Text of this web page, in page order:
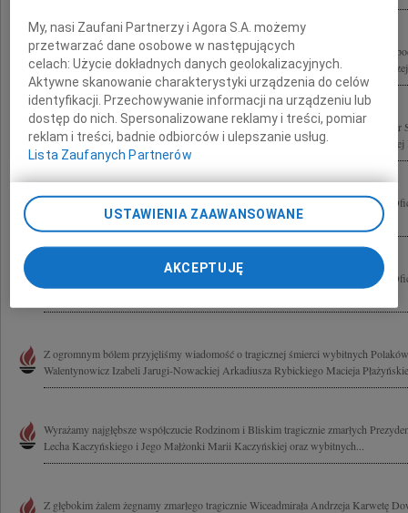
Z głębokim żalem i smutkiem żegnamy tragicznie zmarłych w katastrofie lotniczej
w drodze na obchody 70-lecia zbrodni w Katyniu Izabelę Jarugę - Nowacką
10 kwietnia w katastrofie lotniczej pod Smoleńskiem zginęli gen. Franciszek Gągor
Wojska Polskiego gen. Tadeusz Buk Dowódca Wojsk Lądowych wiceadm.
Z głębokim smutkiem żegnamy wiceadmirała Andrzeja Karwetę Stowarzyszenie
Z głębokim smutkiem żegnamy wiceadmirała Andrzeja Karwetę Stowarzyszenie
Z ogromnym bólem przyjęliśmy wiadomość o tragicznej śmierci wybitnych
Walentynowicz Izabeli Jarugi-Nowackiej Arkadiusza Rybickiego Macieja
Wyrażamy najgłębsze współczucie Rodzinom i Bliskim tragicznie zmarłych
Lecha Kaczyńskiego i Jego Małżonki Marii Kaczyńskiej oraz wybitnych...
Z głębokim żalem żegnamy zmarłego tragicznie Wiceadmirała Andrzeja Karwetę
My, nasi Zaufani Partnerzy i Agora S.A. możemy
przetwarzać dane osobowe w następujących
celach:Użycie dokładnych danych geolokalizacyjnych.
Aktywne skanowanie charakterystyki urządzenia do celów
identyfikacji. Przechowywanie informacji na urządzeniu lub
dostęp do nich. Spersonalizowane reklamy i treści, pomiar
reklam i treści, badnie odbiorców i ulepszanie usług.
Lista Zaufanych Partnerów
USTAWIENIA ZAAWANSOWANE
AKCEPTUJĘ